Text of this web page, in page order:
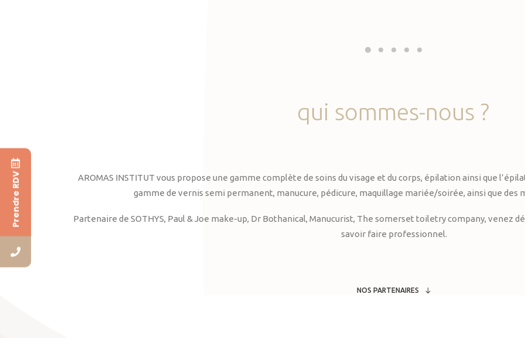
qui sommes-nous ?
AROMAS INSTITUT vous propose une gamme complète de soins du visage et du corps, épilation ainsi que
gamme de vernis semi permanent, manucure, pédicure, maquillage mariée/soirée, ainsi que des
Partenaire de SOTHYS, Paul & Joe make-up, Dr Bothanical, Manucurist, The somerset toiletry company, venez
savoir faire professionnel.
NOS PARTENAIRES
Prendre RDV